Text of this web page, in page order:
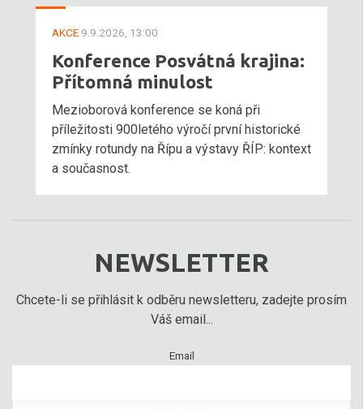
AKCE 9.9.2026, 13:00
Konference Posvátná krajina:
Přítomná minulost
Mezioborová konference se koná při
příležitosti 900letého výročí první historické
zmínky rotundy na Řípu a výstavy ŘÍP: kontext
a současnost.
NEWSLETTER
Chcete-li se přihlásit k odběru newsletteru, zadejte prosím
Váš email...
Email